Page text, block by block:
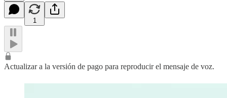
1
Actualizar a la versión de pago para reproducir el mensaje de voz.